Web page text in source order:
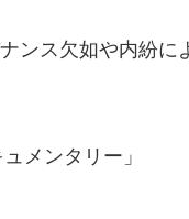
ンス欠如や内紛に
メンタリー」